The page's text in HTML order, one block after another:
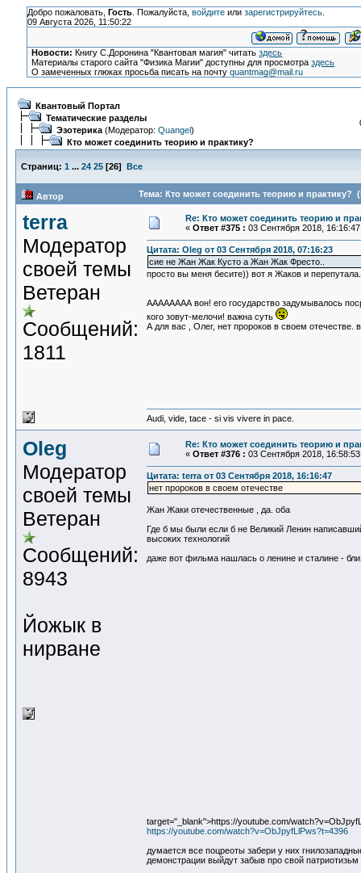
Добро пожаловать, Гость. Пожалуйста, войдитеили зарегистрируйтесь.
09 Августа 2026, 11:50:22
Новости: Книгу С.Доронина "Квантовая магия" читатьздесь
Материалы старого сайта "Физика Магии" доступны для просмотраздесь
О замеченных глюках просьба писать на почтуquantmag@mail.ru
Квантовый Портал
Тематические разделы
Эзотерика (Модератор: Quangel)
Кто может соединить теорию и практику?
Страниц: 1 ... 24 25 [26] Все
Автор Тема: Кто может соединить теорию и практику?
terra
Модератор
своей темы
Ветеран
Сообщений:
1811
Re: Кто может соединить теорию и
« Ответ #375 : 03 Сентября 2018,
Цитата: Oleg от 03 Сентября 2018, 07:16:23
сие не Жан Жак Кусто а Жан Жак Фресто..
просто вы меня бесите)) вот я Жаков и
АААААААА вон! его государство задумывалось
кого зовут-мелочи! важна суть
А для вас , Олег, нет пророков в своем
Audi, vide, tace - si vis vivere in pace.
Oleg
Модератор
своей темы
Ветеран
Сообщений:
8943
Йожык в
нирване
Re: Кто может соединить теорию и
« Ответ #376 : 03 Сентября 2018,
Цитата: terra от 03 Сентября 2018, 16:16:47
нет пророков в своем отечестве
Жан Жаки отечественные , да. оба
Где б мы были если б не Великий Ленин
высоких технологий
даже вот фильма нашлась о ленине и сталине -
target="_blank">https://youtube.com/
https://youtube.com/watch?v=ObJpyfLlPws?t=4396
думается все поцреоты забери у них
демонстрации выйдут забыв про свой патриотизьм